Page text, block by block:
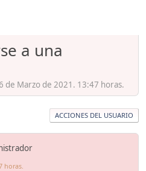
a una
de Marzo de 2021. 13:47 horas.
ACCIONES DEL USUARIO
horas.